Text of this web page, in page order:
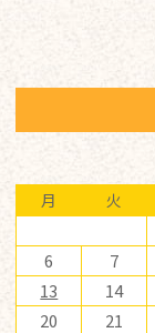
月 火
6
7
13
14
20
21